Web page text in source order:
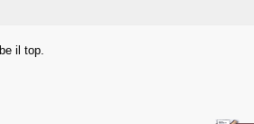
il top.